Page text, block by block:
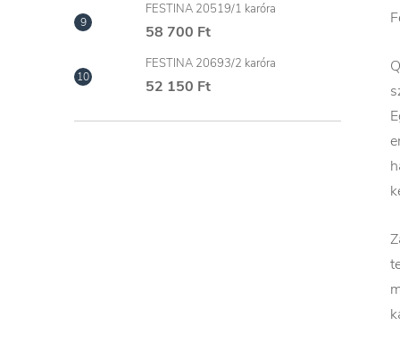
FESTINA 20519/1 karóra
58 700 Ft
FESTINA 20693/2 karóra
52 150 Ft